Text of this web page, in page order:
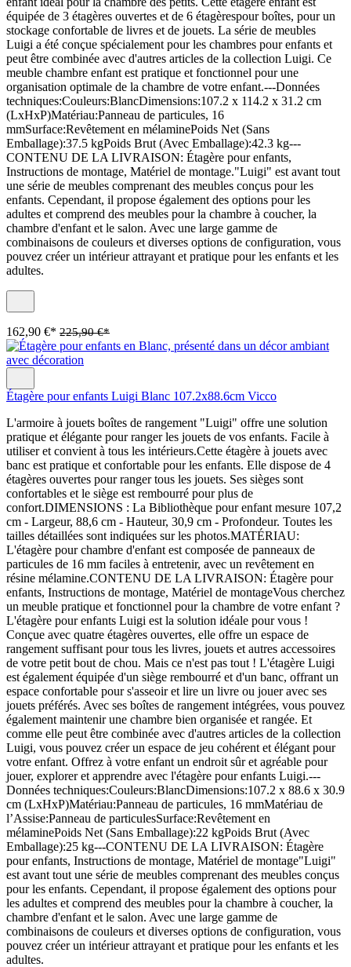
équipée de 3 étagères ouvertes et de 6 étagèrespour boîtes, pour un
stockage confortable de livres et de jouets. La série de meubles
Luigi a été conçue spécialement pour les chambres pour enfants et
peut être combinée avec d'autres articles de la collection Luigi. Ce
meuble chambre enfant est pratique et fonctionnel pour une
organisation optimale de la chambre de votre enfant.---Données
techniques:Couleurs:BlancDimensions:107.2 x 114.2 x 31.2 cm
(LxHxP)Matériau:Panneau de particules, 16
mmSurface:Revêtement en mélaminePoids Net (Sans
Emballage):37.5 kgPoids Brut (Avec Emballage):42.3 kg---
CONTENU DE LA LIVRAISON: Étagère pour enfants,
Instructions de montage, Matériel de montage."Luigi" est avant tout
une série de meubles comprenant des meubles conçus pour les
enfants. Cependant, il propose également des options pour les
adultes et comprend des meubles pour la chambre à coucher, la
chambre d'enfant et le salon. Avec une large gamme de
combinaisons de couleurs et diverses options de configuration, vous
pouvez créer un intérieur attrayant et pratique pour les enfants et les
adultes.
162,90 €* 225,90 €*
Étagère pour enfants Luigi Blanc 107.2x88.6cm Vicco
L'armoire à jouets boîtes de rangement "Luigi" offre une solution
pratique et élégante pour ranger les jouets de vos enfants. Facile à
utiliser et convient à tous les intérieurs.Cette étagère à jouets avec
banc est pratique et confortable pour les enfants. Elle dispose de 4
étagères ouvertes pour ranger tous les jouets. Ses sièges sont
confortables et le siège est rembourré pour plus de
confort.DIMENSIONS : La Bibliothèque pour enfant mesure 107,2
cm - Largeur, 88,6 cm - Hauteur, 30,9 cm - Profondeur. Toutes les
tailles détaillées sont indiquées sur les photos.MATÉRIAU:
L'étagère pour chambre d'enfant est composée de panneaux de
particules de 16 mm faciles à entretenir, avec un revêtement en
résine mélamine.CONTENU DE LA LIVRAISON: Étagère pour
enfants, Instructions de montage, Matériel de montageVous cherchez
un meuble pratique et fonctionnel pour la chambre de votre enfant ?
L'étagère pour enfants Luigi est la solution idéale pour vous !
Conçue avec quatre étagères ouvertes, elle offre un espace de
rangement suffisant pour tous les livres, jouets et autres accessoires
de votre petit bout de chou. Mais ce n'est pas tout ! L'étagère Luigi
est également équipée d'un siège rembourré et d'un banc, offrant un
espace confortable pour s'asseoir et lire un livre ou jouer avec ses
jouets préférés. Avec ses boîtes de rangement intégrées, vous pouvez
également maintenir une chambre bien organisée et rangée. Et
comme elle peut être combinée avec d'autres articles de la collection
Luigi, vous pouvez créer un espace de jeu cohérent et élégant pour
votre enfant. Offrez à votre enfant un endroit sûr et agréable pour
jouer, explorer et apprendre avec l'étagère pour enfants Luigi.---
Données techniques:Couleurs:BlancDimensions:107.2 x 88.6 x 30.9
cm (LxHxP)Matériau:Panneau de particules, 16 mmMatériau de
l’Assise:Panneau de particulesSurface:Revêtement en
mélaminePoids Net (Sans Emballage):22 kgPoids Brut (Avec
Emballage):25 kg---CONTENU DE LA LIVRAISON: Étagère
pour enfants, Instructions de montage, Matériel de montage"Luigi"
est avant tout une série de meubles comprenant des meubles conçus
pour les enfants. Cependant, il propose également des options pour
les adultes et comprend des meubles pour la chambre à coucher, la
chambre d'enfant et le salon. Avec une large gamme de
combinaisons de couleurs et diverses options de configuration, vous
pouvez créer un intérieur attrayant et pratique pour les enfants et les
adultes.